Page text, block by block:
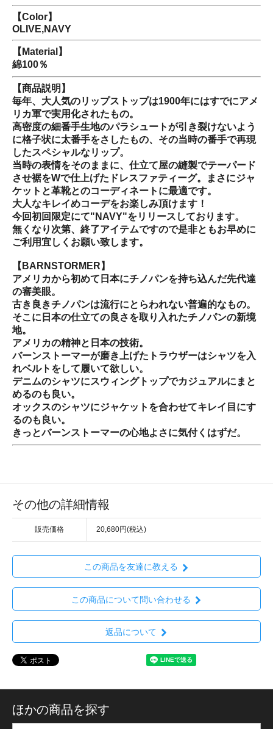
【Color】
OLIVE,NAVY
【Material】
綿100％
【商品説明】
毎年、大人気のリップストップは1900年にはすでにアメ
リカ軍で実用化されたもの。
高密度の細番手生地のパラシュートが引き裂けないよう
に格子状に太番手をさしたもの、その当時の番手で再現
したスペシャルなリップ。
当時の表情をそのままに、仕立て屋の縫製でテーパード
させ裾をWで仕上げたドレスファティーグ。まさにジャ
ケットと革靴とのコーディネートに最適です。
大人なキレイめコーデをお楽しみ頂けます！
今回初回限定にて"NAVY"をリリースしております。
無くなり次第、終了アイテムですので是非ともお早めに
ご利用宜しくお願い致します。
【BARNSTORMER】
アメリカから初めて日本にチノパンを持ち込んだ先代達
の審美眼。
古き良きチノパンは流行にとらわれない普遍的なもの。
そこに日本の仕立ての良さを取り入れたチノパンの新境
地。
アメリカの精神と日本の技術。
バーンストーマーが磨き上げたトラウザーはシャツを入
れベルトをして履いて欲しい。
デニムのシャツにスウィングトップでカジュアルにまと
めるのも良い。
オックスのシャツにジャケットを合わせてキレイ目にす
るのも良い。
きっとバーンストーマーの心地よさに気付くはずだ。
その他の詳細情報
販売価格 20,680円(税込)
この商品を友達に教える
この商品について問い合わせる
返品について
ほかの商品を探す